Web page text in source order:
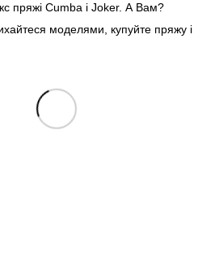
пряжі Cumba і Joker. А Вам?
моделями, купуйте пряжу і